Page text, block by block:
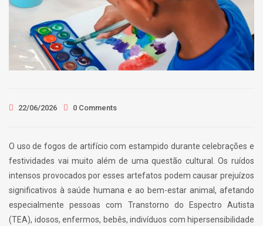
22/06/2026 0 Comments
O uso de fogos de artifício com estampido durante celebrações e
festividades vai muito além de uma questão cultural. Os ruídos
intensos provocados por esses artefatos podem causar prejuízos
significativos à saúde humana e ao bem-estar animal, afetando
especialmente pessoas com Transtorno do Espectro Autista
(TEA), idosos, enfermos, bebês, indivíduos com hipersensibilidade